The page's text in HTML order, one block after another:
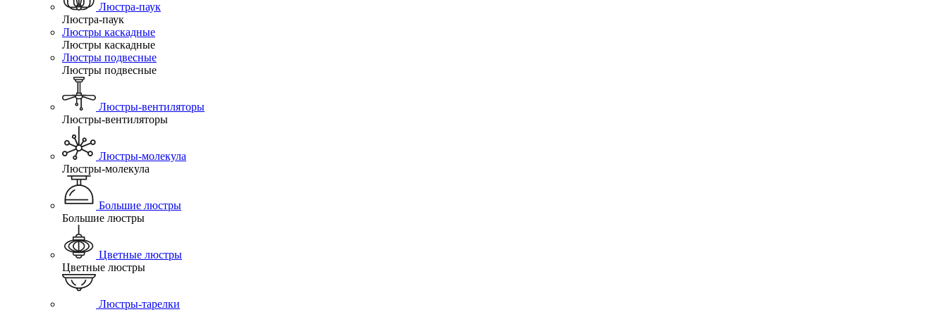
Люстра-паук
Люстра-паук
Люстры каскадные
Люстры каскадные
Люстры подвесные
Люстры подвесные
Люстры-вентиляторы
Люстры-вентиляторы
Люстры-молекула
Люстры-молекула
Большие люстры
Большие люстры
Цветные люстры
Цветные люстры
Люстры-тарелки